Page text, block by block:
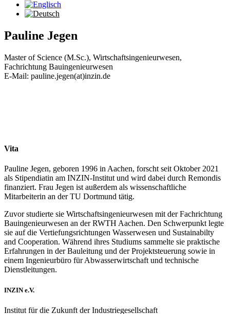
Pauline Jegen
Master of Science (M.Sc.), Wirtschaftsingenieurwesen,
Fachrichtung Bauingenieurwesen
E-Mail: pauline.jegen(at)inzin.de
Vita
Pauline Jegen, geboren 1996 in Aachen, forscht seit Oktober 2021
als Stipendiatin am INZIN-Institut und wird dabei durch Remondis
finanziert. Frau Jegen ist außerdem als wissenschaftliche
Mitarbeiterin an der TU Dortmund tätig.
Zuvor studierte sie Wirtschaftsingenieurwesen mit der Fachrichtung
Bauingenieurwesen an der RWTH Aachen. Den Schwerpunkt legte
sie auf die Vertiefungsrichtungen Wasserwesen und Sustainabilty
and Cooperation. Während ihres Studiums sammelte sie praktische
Erfahrungen in der Bauleitung und der Projektsteuerung sowie in
einem Ingenieurbüro für Abwasserwirtschaft und technische
Dienstleitungen.
INZIN e.V.
Institut für die Zukunft der Industriegesellschaft